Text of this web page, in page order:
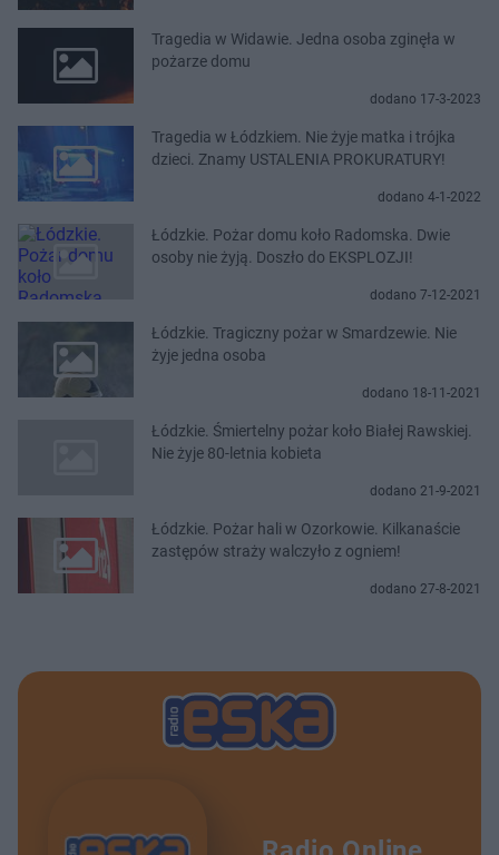
Tragedia w Widawie. Jedna osoba zginęła w
pożarze domu
dodano 17-3-2023
Tragedia w Łódzkiem. Nie żyje matka i trójka
dzieci. Znamy USTALENIA PROKURATURY!
dodano 4-1-2022
Łódzkie. Pożar domu koło Radomska. Dwie
osoby nie żyją. Doszło do EKSPLOZJI!
dodano 7-12-2021
Łódzkie. Tragiczny pożar w Smardzewie. Nie
żyje jedna osoba
dodano 18-11-2021
Łódzkie. Śmiertelny pożar koło Białej Rawskiej.
Nie żyje 80-letnia kobieta
dodano 21-9-2021
Łódzkie. Pożar hali w Ozorkowie. Kilkanaście
zastępów straży walczyło z ogniem!
dodano 27-8-2021